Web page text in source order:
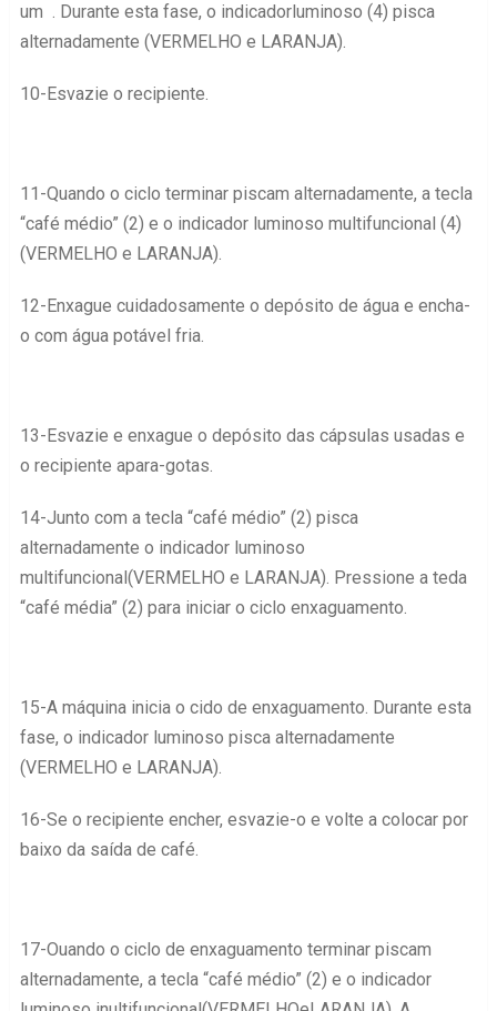
um . Durante esta fase, o indicadorluminoso (4) pisca
alternadamente (VERMELHO e LARANJA).
10-Esvazie o recipiente.
11-Quando o ciclo terminar piscam alternadamente, a tecla
“café médio” (2) e o indicador luminoso multifuncional (4)
(VERMELHO e LARANJA).
12-Enxague cuidadosamente o depósito de água e encha-
o com água potável fria.
13-Esvazie e enxague o depósito das cápsulas usadas e
o recipiente apara-gotas.
14-Junto com a tecla “café médio” (2) pisca
alternadamente o indicador luminoso
multifuncional(VERMELHO e LARANJA). Pressione a teda
“café média” (2) para iniciar o ciclo enxaguamento.
15-A máquina inicia o cido de enxaguamento. Durante esta
fase, o indicador luminoso pisca alternadamente
(VERMELHO e LARANJA).
16-Se o recipiente encher, esvazie-o e volte a colocar por
baixo da saída de café.
17-Ouando o ciclo de enxaguamento terminar piscam
alternadamente, a tecla “café médio” (2) e o indicador